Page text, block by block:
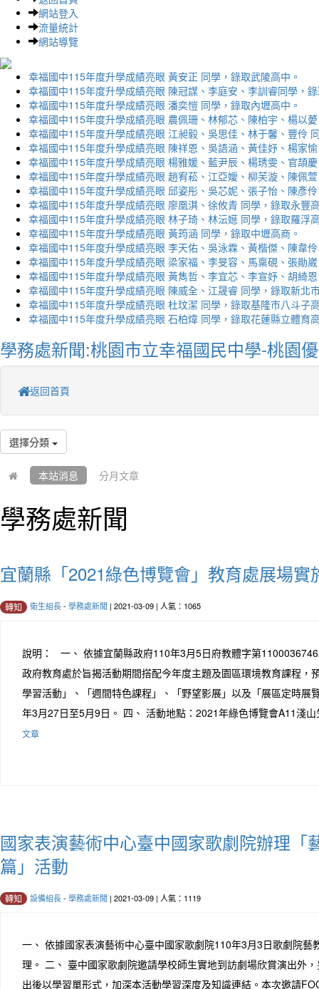
網站登入
流量統計
網站導覽
幸福國中115年度升學成績亮眼 黃安正 同學，錄取武陵高中。
幸福國中115年度升學成績亮眼 陳冠謀、李庭安、李訓睿同學，
幸福國中115年度升學成績亮眼 潘奕愷 同學，錄取內壢高中。
幸福國中115年度升學成績亮眼 農佩珊、林郁芯、陳柏宇、楊以
幸福國中115年度升學成績亮眼 江昶毅、吳思佳、林于馨、豐伶
幸福國中115年度升學成績亮眼 陳祥恩、吳語涵、黃佳妤、楊家
幸福國中115年度升學成績亮眼 楊雅媛、藍尹辰、楊琇雯、官頡
幸福國中115年度升學成績亮眼 趙宥菘、江亞嬡、柳芙漩、陳佩
幸福國中115年度升學成績亮眼 邱姿彤、吳芯妮、張子怡、陳彥
幸福國中115年度升學成績亮眼 廖凰淇、徐攸青 同學，錄取永豐
幸福國中115年度升學成績亮眼 林子琦、林沄嬨 同學，錄取羅浮
幸福國中115年度升學成績亮眼 黃筠涵 同學，錄取中壢高商。
幸福國中115年度升學成績亮眼 李天佑、吳泳霖、黃楷傑、陳韋
幸福國中115年度升學成績亮眼 梁家福、李旻容、馬稟硯、張勛
幸福國中115年度升學成績亮眼 黃雋哲、李宜芯、李宣妤、胡綺
幸福國中115年度升學成績亮眼 陳威全、江晟睿 同學，錄取新北
幸福國中115年度升學成績亮眼 杜玟潔 同學，錄取基隆市八斗子
幸福國中115年度升學成績亮眼 石柏煒 同學，錄取花蓮縣立體育
學務處新聞:桃園市立幸福國民中學-桃園
返回首頁
選擇分類
本站消息 分月文章
學務處新聞
宜蘭縣「2021綠色博覽會」教育處展場實
轉知 衛生組長- 學務處新聞 | 2021-03-09 | 人氣：1065
說明： 一、 依據宜蘭縣政府110年3月5日府教體字第
政府教育處於旨揭活動期間搭配今年度主題及園區環境教育課程，
學習活動」、「週間特色課程」、「野望影展」以及「展區定時展
年3月27日至5月9日。 四、 活動地點：2021年綠色博覽會A11淺
文章
國家表演藝術中心臺中國家歌劇院辦理「
篇」活動
轉知 設備組長- 學務處新聞 | 2021-03-09 | 人氣：1119
一、 依據國家表演藝術中心臺中國家歌劇院110年3月3日歌劇院藝
理。 二、 臺中國家歌劇院邀請學校師生實地到訪劇場欣賞演出外
出後以學習單形式，加深本活動學習深度及知識連結。本次邀請